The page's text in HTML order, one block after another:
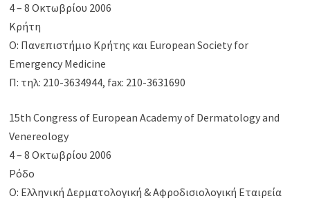
4 – 8 Οκτωβρίου 2006
Κρήτη
Ο: Πανεπιστήμιο Κρήτης και European Society for
Emergency Medicine
Π: τηλ: 210-3634944, fax: 210-3631690
15th Congress of European Academy of Dermatology and
Venereology
4 – 8 Οκτωβρίου 2006
Ρόδο
Ο: Ελληνική Δερματολογική & Αφροδισιολογική Εταιρεία